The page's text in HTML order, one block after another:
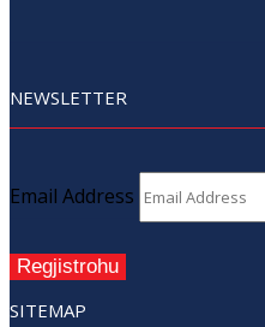
NEWSLETTER
Email Address
Regjistrohu
SITEMAP